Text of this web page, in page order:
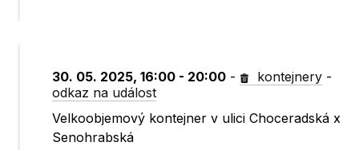
30. 05. 2025, 16:00 - 20:00 - kontejnery -
odkaz na událost
Velkoobjemový kontejner v ulici Choceradská x
Senohrabská